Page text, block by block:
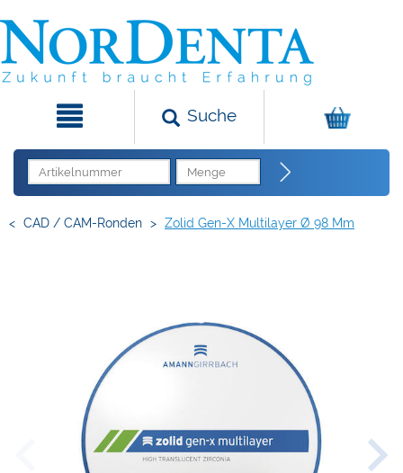
Suche
< CAD / CAM-Ronden > Zolid Gen-X Multilayer Ø 98 Mm